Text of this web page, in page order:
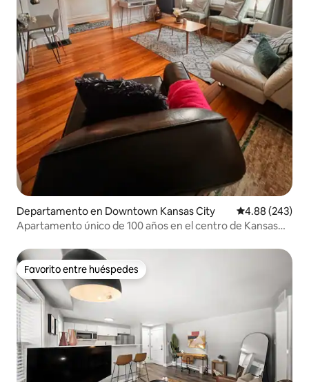
Departamento en Downtown Kansas City Calificación
4.88 (243)
Apartamento único de 100 años en el centro de Kansas
Favorito entre huéspedes
Favorito entre huéspedes